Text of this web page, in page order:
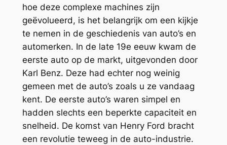
hoe deze complexe machines zijn
geëvolueerd, is het belangrijk om een kijkje
te nemen in de geschiedenis van auto’s en
automerken. In de late 19e eeuw kwam de
eerste auto op de markt, uitgevonden door
Karl Benz. Deze had echter nog weinig
gemeen met de auto’s zoals u ze vandaag
kent. De eerste auto’s waren simpel en
hadden slechts een beperkte capaciteit en
snelheid. De komst van Henry Ford bracht
een revolutie teweeg in de auto-industrie.